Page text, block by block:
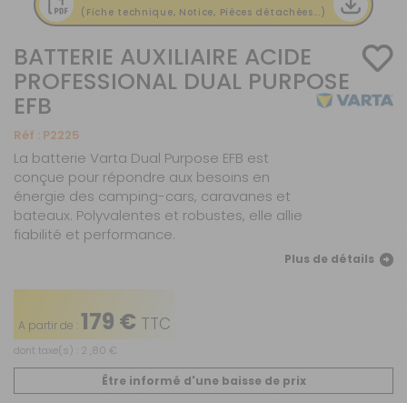
(Fiche technique, Notice, Pièces détachées...)
BATTERIE AUXILIAIRE ACIDE
PROFESSIONAL DUAL PURPOSE
EFB
Réf : P2225
La batterie Varta Dual Purpose EFB est
conçue pour répondre aux besoins en
énergie des camping-cars, caravanes et
bateaux. Polyvalentes et robustes, elle allie
fiabilité et performance.
Plus de détails
A partir de : 179 € TTC
dont taxe(s) : 2 ,80 €
Être informé d'une baisse de prix